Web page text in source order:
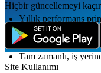
Yıllık performans
Yemek ve yol yardımı
Tam zamanlı, iş
Hiçbir güncellemeyi
Site Kullanımı